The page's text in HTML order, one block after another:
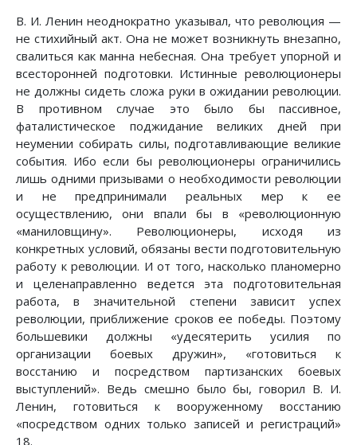
В. И. Ленин неоднократно указывал, что революция —
не стихийный акт. Она не может возникнуть внезапно,
свалиться как манна небесная. Она требует упорной и
всесторонней подготовки. Истинные революционеры
не должны сидеть сложа руки в ожидании революции.
В противном случае это было бы пассивное,
фаталистическое поджидание великих дней при
неумении собирать силы, подготавливающие великие
события. Ибо если бы революционеры ограничились
лишь одними призывами о необходимости революции
и не предпринимали реальных мер к ее
осуществлению, они впали бы в «революционную
«маниловщину». Революционеры, исходя из
конкретных условий, обязаны вести подготовительную
работу к революции. И от того, насколько планомерно
и целенаправленно ведется эта подготовительная
работа, в значительной степени зависит успех
революции, приближение сроков ее победы. Поэтому
большевики должны «удесятерить усилия по
организации боевых дружин», «готовиться к
восстанию и посредством партизанских боевых
выступлений». Ведь смешно было бы, говорил В. И.
Ленин, готовиться к вооруженному восстанию
«посредством одних только записей и регистраций»
18.